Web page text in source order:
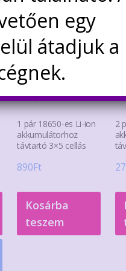
1 pár 18650-es Li-ion
akkumulátorhoz
távtartó 3×5 cellás
890Ft
Kosárba
teszem
2
egy
átadjuk a